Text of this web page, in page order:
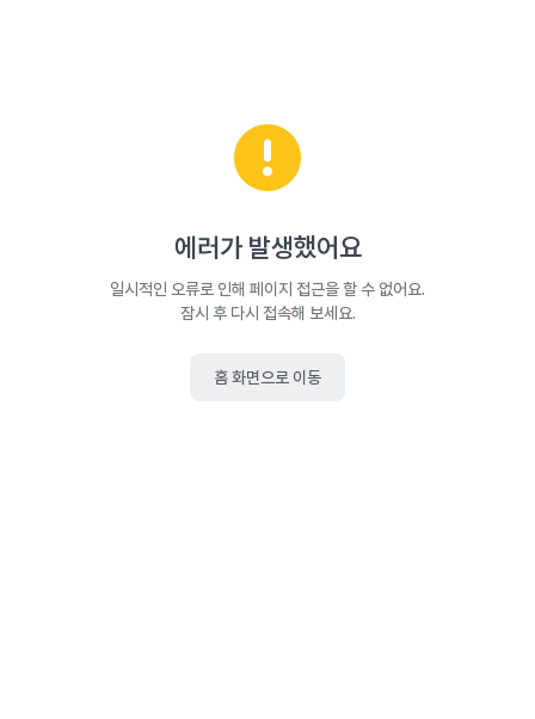
에러가 발생했어요
일시적인 오류로 인해 페이지 접근을 할 수 없어요.
잠시 후 다시 접속해 보세요.
홈 화면으로 이동